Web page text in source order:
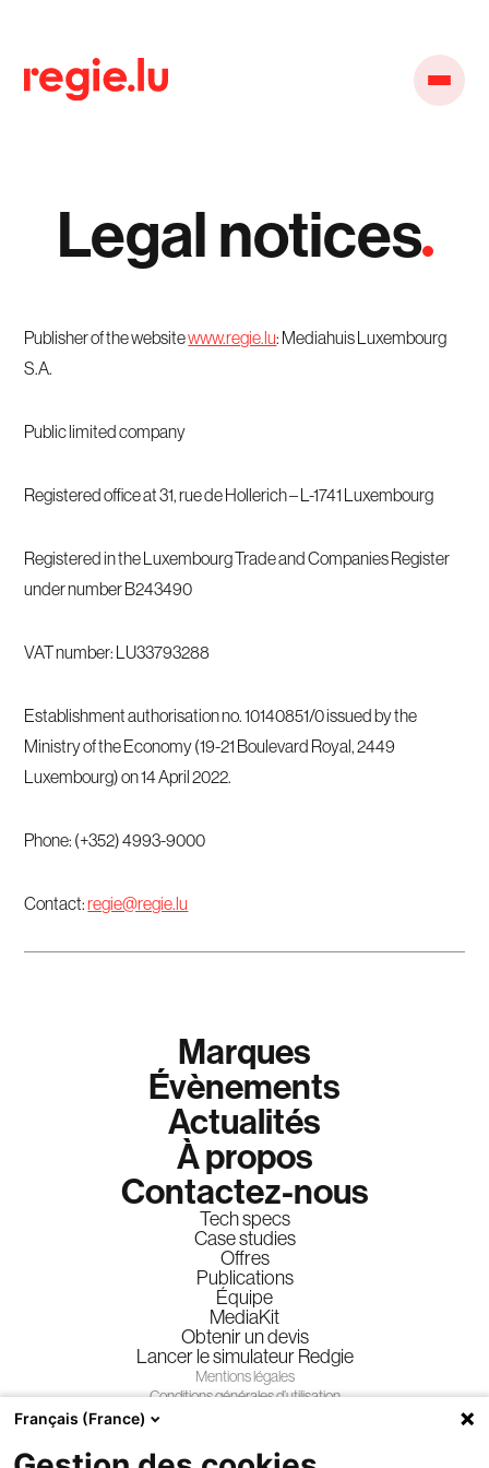
Legal notices
Publisher of the websitewww.regie.lu: Mediahuis Luxembourg
S.A.
Public limited company
Registered office at 31, rue de Hollerich – L-1741 Luxembourg
Registered in the Luxembourg Trade and Companies Register
under number B243490
VAT number: LU33793288
Establishment authorisation no. 10140851/0 issued by the
Ministry of the Economy (19-21 Boulevard Royal, 2449
Luxembourg) on 14 April 2022.
Phone: (+352) 4993-9000
Contact:regie@regie.lu
Marques
Évènements
Actualités
À propos
Contactez-nous
Tech specs
Case studies
Offres
Publications
Équipe
MediaKit
Obtenir un devis
Lancer le simulateur Redgie
Mentions légales
Conditions générales d’utilisation
Conditions générales de vente
Règlement jeux-concours
Français (France)